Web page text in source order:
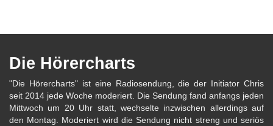
Die Hörercharts
"Die Hörercharts" ist eine Radiosendung, die der Initiator Chris
seit 2014 jede Woche moderiert. Die Sendung fand anfangs jeden
Mittwoch um 20 Uhr statt, wechselte inzwischen allerdings auf
den Montag. Moderiert wird die Sendung nicht streng und seriös